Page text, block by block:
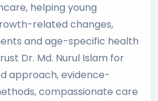
helping young
related changes,
and age-specific health
Dr. Md. Nurul Islam for
approach, evidence-
compassionate care